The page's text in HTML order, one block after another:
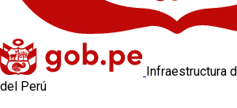
Infraestructura
del Perú